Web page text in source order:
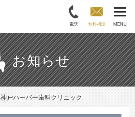
電話 無料相談 MENU
お知らせ
神戸ハーバー歯科クリニック